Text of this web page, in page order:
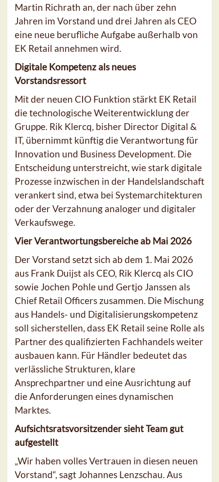
Martin Richrath an, der nach über zehn
Jahren im Vorstand und drei Jahren als CEO
eine neue berufliche Aufgabe außerhalb von
EK Retail annehmen wird.
Digitale Kompetenz als neues
Vorstandsressort
Mit der neuen CIO Funktion stärkt EK Retail
die technologische Weiterentwicklung der
Gruppe. Rik Klercq, bisher Director Digital &
IT, übernimmt künftig die Verantwortung für
Innovation und Business Development. Die
Entscheidung unterstreicht, wie stark digitale
Prozesse inzwischen in der Handelslandschaft
verankert sind, etwa bei Systemarchitekturen
oder der Verzahnung analoger und digitaler
Verkaufswege.
Vier Verantwortungsbereiche ab Mai 2026
Der Vorstand setzt sich ab dem 1. Mai 2026
aus Frank Duijst als CEO, Rik Klercq als CIO
sowie Jochen Pohle und Gertjo Janssen als
Chief Retail Officers zusammen. Die Mischung
aus Handels- und Digitalisierungskompetenz
soll sicherstellen, dass EK Retail seine Rolle als
Partner des qualifizierten Fachhandels weiter
ausbauen kann. Für Händler bedeutet das
verlässliche Strukturen, klare
Ansprechpartner und eine Ausrichtung auf
die Anforderungen eines dynamischen
Marktes.
Aufsichtsratsvorsitzender sieht Team gut
aufgestellt
„Wir haben volles Vertrauen in diesen neuen
Vorstand“, sagt Johannes Lenzschau. Aus